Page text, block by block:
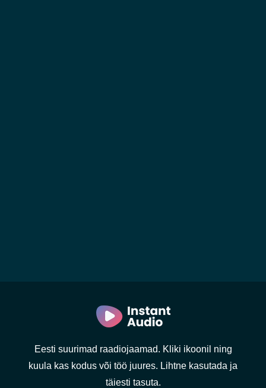
Eesti suurimad raadiojaamad. Kliki ikoonil ning
kuula kas kodus või töö juures. Lihtne kasutada ja
täiesti tasuta.